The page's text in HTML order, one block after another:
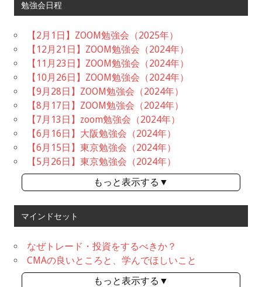
勉強会日程
【2月1日】ZOOM勉強会（2025年）
【12月21日】ZOOM勉強会（2024年）
【11月23日】ZOOM勉強会（2024年）
【10月26日】ZOOM勉強会（2024年）
【9月28日】ZOOM勉強会（2024年）
【8月17日】ZOOM勉強会（2024年）
【7月13日】zoom勉強会（2024年）
【6月16日】大阪勉強会（2024年）
【6月15日】東京勉強会（2024年）
【5月26日】東京勉強会（2024年）
もっと表示する▼
マインドセット
なぜトレード・投資をするべきか？
CMAの良いところと、学んでほしいこと
もっと表示する▼